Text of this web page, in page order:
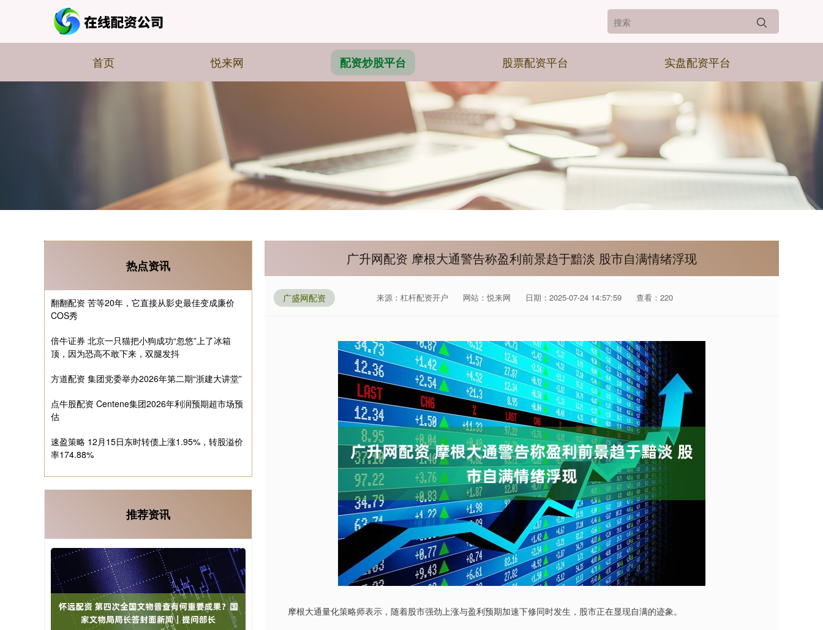
首页 悦来网 配资炒股平台 股票配资平台 实盘配资平台
广升网配资 摩根大通警告称盈利前景趋于黯淡 股市自满情绪浮现
广盛网配资 来源：杠杆配资开户 网站：悦来网 日期：2025-07-24 14:57:59 查看：220
摩根大通量化策略师表示，随着股市强劲上涨与盈利预期加速下修同时发生，股市正在显现自满的迹象。
热点资讯
翻翻配资 苦等20年，它直接从影史最佳变成廉价
COS秀
倍牛证券 北京一只猫把小狗成功“忽悠”上了冰箱
顶，因为恐高不敢下来，双腿发抖
方道配资 集团党委举办2026年第二期“浙建大讲堂”
点牛股配资 Centene集团2026年利润预期超市场预
估
速盈策略 12月15日东时转债上涨1.95%，转股溢价
率174.88%
推荐资讯